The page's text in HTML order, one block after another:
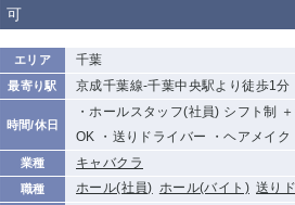
可
エリア 千葉
最寄り駅 京成千葉線-千葉中央駅より徒歩1
時間/休日
・ホールスタッフ(社員) シフト制
OK ・送りドライバー ・ヘアメイ
業種 キャバクラ
職種 ホール(社員) ホール(バイト) 送り
土浦 ひたち野うしく
館林